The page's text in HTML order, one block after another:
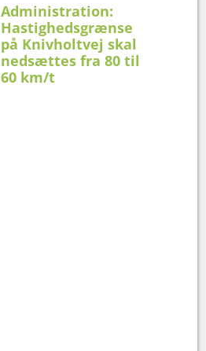
Administration:
Hastighedsgrænse
på Knivholtvej skal
nedsættes fra 80 til
60 km/t